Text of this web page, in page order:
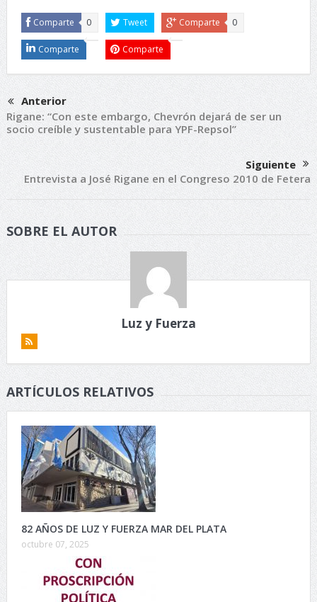
Comparte 0 Tweet Comparte 0
Comparte Comparte
Anterior
Rigane: “Con este embargo, Chevrón dejará de ser un
socio creíble y sustentable para YPF-Repsol”
Siguiente
Entrevista a José Rigane en el Congreso 2010 de Fetera
SOBRE EL AUTOR
Luz y Fuerza
ARTÍCULOS RELATIVOS
82 AÑOS DE LUZ Y FUERZA MAR DEL PLATA
octubre 07, 2025